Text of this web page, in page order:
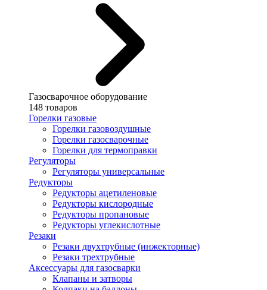
Газосварочное оборудование
148 товаров
Горелки газовые
Горелки газовоздушные
Горелки газосварочные
Горелки для термоправки
Регуляторы
Регуляторы универсальные
Редукторы
Редукторы ацетиленовые
Редукторы кислородные
Редукторы пропановые
Редукторы углекислотные
Резаки
Резаки двухтрубные (инжекторные)
Резаки трехтрубные
Аксессуары для газосварки
Клапаны и затворы